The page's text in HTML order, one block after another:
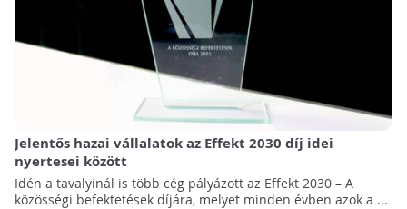
Jelentős hazai vállalatok az Effekt 2030 díj idei
nyertesei között
Idén a tavalyinál is több cég pályázott az Effekt 2030 – A
közösségi befektetések díjára, melyet minden évben azok a ...